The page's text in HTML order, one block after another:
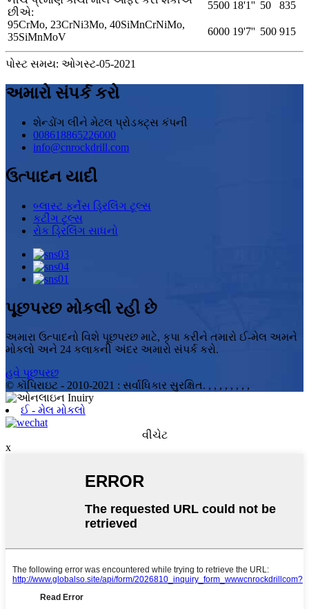
છીએ:
95CrMo, 23CrNi3Mo, 40SiMnCrNiMo,
35SiMnMoV
5500 18'1'' 50 835
6000 19'7'' 500 915
પોસ્ટ સમય: ઓગસ્ટ-05-2021
અમારો સંપર્ક કરો
શેન્ડોંગ લીને મેટલ પ્રોડક્ટ્સ કંપની
008618865226000
info@cnrockdrill.com
ઉત્પાદન યાદી
બ્લાસ્ટ ફર્નેસ ડ્રિલિંગ ટૂલ્સ
કટીંગ ટૂલ્સ
રોક ડ્રિલિંગ સાધનો
પૂછપરછ મોકલી રહી છે
અમારા ઉત્પાદનો વિશે પૂછપરછ માટે, કૃપા કરીને તમારો ઈ-મેલ અમને
મોકલો અને 24 કલાકની અંદર અમારો સંપર્ક કરો.
હવે પૂછપરછ
© કૉપિરાઇટ - 2010-2021 : સર્વાધિકાર સુરક્ષિત. , , , , , , , ,
ઈ - મેલ મોકલો
વીચેટ
x